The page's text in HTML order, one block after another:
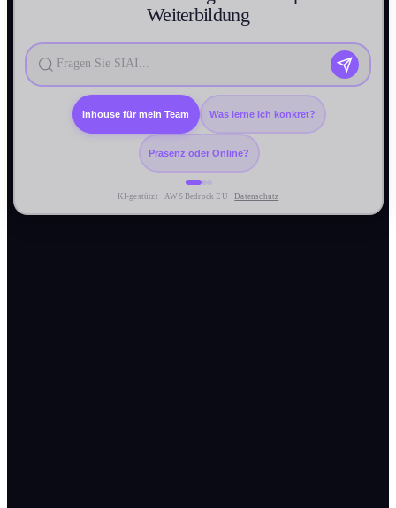
Weiter­bildung
Was lerne ich konkret?
Präsenz oder Online?
Inhouse für mein Team
KI-gestützt · AWS Bedrock EU ·Datenschutz